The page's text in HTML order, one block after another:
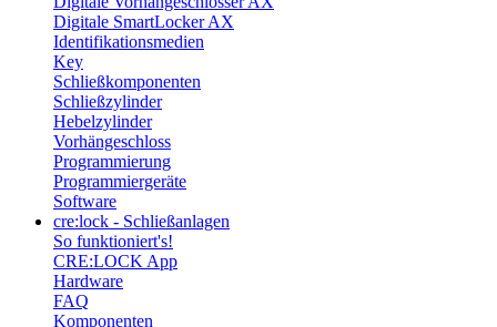
Digitale SmartLocker AX
Identifikationsmedien
Key
Schließkomponenten
Schließzylinder
Hebelzylinder
Vorhängeschloss
Programmierung
Programmiergeräte
Software
cre:lock - Schließanlagen
So funktioniert's!
CRE:LOCK App
Hardware
FAQ
Komponenten